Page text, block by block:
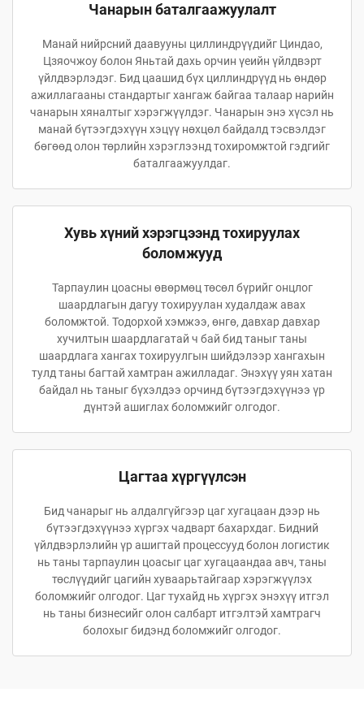
Чанарын баталгаажуулалт
Манай нийрсний даавууны циллиндрүүдийг Циндао,
Цзяочжоу болон Яньтай дахь орчин үеийн үйлдвэрт
үйлдвэрлэдэг. Бид цаашид бүх циллиндрүүд нь өндөр
ажиллагааны стандартыг хангаж байгаа талаар нарийн
чанарын хяналтыг хэрэгжүүлдэг. Чанарын энэ хүсэл нь
манай бүтээгдэхүүн хэцүү нөхцөл байдалд тэсвэлдэг
бөгөөд олон төрлийн хэрэглээнд тохиромжтой гэдгийг
баталгаажуулдаг.
Хувь хүний хэрэгцээнд тохируулах
боломжууд
Тарпаулин цоасны өвөрмөц төсөл бүрийг онцлог
шаардлагын дагуу тохируулан худалдаж авах
боломжтой. Тодорхой хэмжээ, өнгө, давхар давхар
хучилтын шаардлагатай ч бай бид таныг таны
шаардлага хангах тохируулгын шийдэлээр хангахын
тулд таны багтай хамтран ажилладаг. Энэхүү уян хатан
байдал нь таныг бүхэлдээ орчинд бүтээгдэхүүнээ үр
дүнтэй ашиглах боломжийг олгодог.
Цагтаа хүргүүлсэн
Бид чанарыг нь алдалгүйгээр цаг хугацаан дээр нь
бүтээгдэхүүнээ хүргэх чадварт бахархдаг. Бидний
үйлдвэрлэлийн үр ашигтай процессууд болон логистик
нь таны тарпаулин цоасыг цаг хугацаандаа авч, таны
төслүүдийг цагийн хуваарьтайгаар хэрэгжүүлэх
боломжийг олгодог. Цаг тухайд нь хүргэх энэхүү итгэл
нь таны бизнесийг олон салбарт итгэлтэй хамтрагч
болохыг бидэнд боломжийг олгодог.